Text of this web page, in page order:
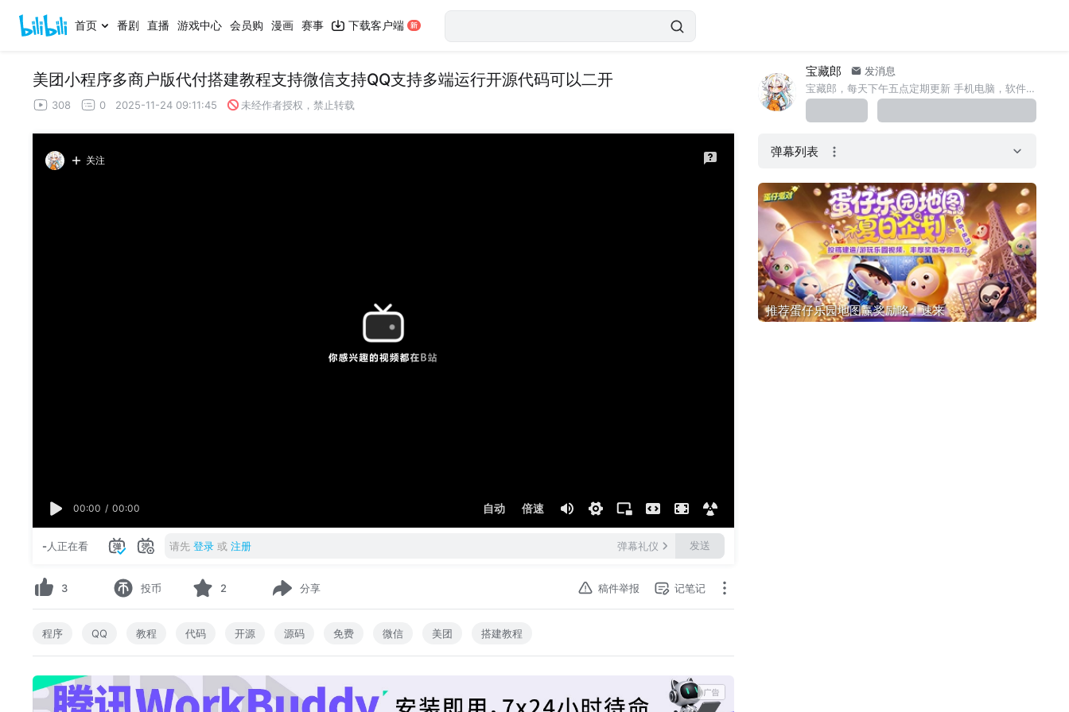
首页 番剧 直播 游戏中心 会员购 漫画 赛事 下载客户端
美团小程序多商户版代付搭建教程支持微信支持QQ支持多端运行开源代码可以二开
308 0 2025-11-24 09:11:45 未经作者授权，禁止转载
关注
00:00 / 00:00 自动 倍速
-人正在看 请先 登录 或 注册 弹幕礼仪 发送
3 投币 2 分享 稿件举报 记笔记
程序 QQ 教程 代码 开源 源码 免费 微信 美团 搭建教程
宝藏郎
发消息
宝藏郎，每天下午五点定期更新 手机电脑，软件科技 以及一些相关资讯等等一系列在我这都可以发现你需要的内容，为你打造专属资源宝库！
弹幕列表
推荐蛋仔乐园地图赢奖励咯！速来